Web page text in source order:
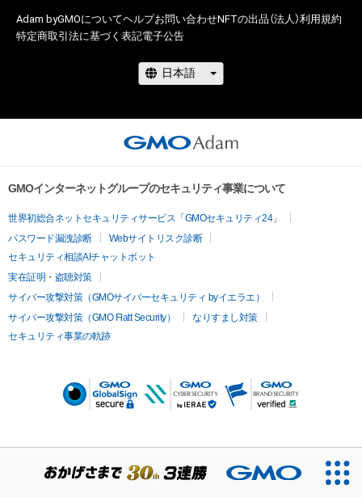
Adam byGMOについてヘルプお問い合わせNFTの出品（法人）利用規約
特定商取引法に基づく表記電子公告
GMOインターネットグループのセキュリティ事業について
世界初総合ネットセキュリティサービス「GMOセキュリティ24」
パスワード漏洩診断
Webサイトリスク診断
セキュリティ相談AIチャットボット
実在証明・盗聴対策
サイバー攻撃対策（GMOサイバーセキュリティ byイエラエ）
サイバー攻撃対策（GMO Flatt Security）
なりすまし対策
セキュリティ事業の軌跡